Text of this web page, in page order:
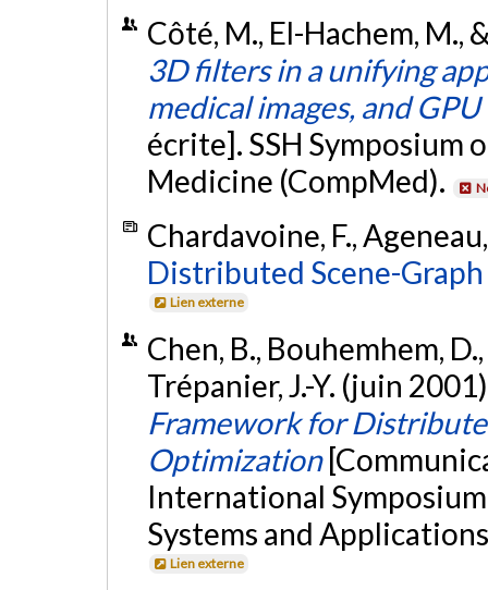
Côté, M., El-Hachem, M.,
3D filters in a unifying
medical images, and
écrite]. SSH Symposium
Medicine (CompMed).
Chardavoine, F.,
Distributed Scene-
Lien externe
Chen, B., Bouhemhem,
Trépanier, J.-Y. (juin
Framework for
Optimization
International
Systems and
Lien externe